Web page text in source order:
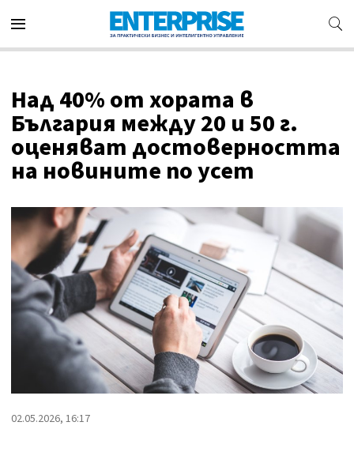
Над 40% от хората в
България между 20 и 50 г.
оценяват достоверността
на новините по усет
02.05.2026, 16:17